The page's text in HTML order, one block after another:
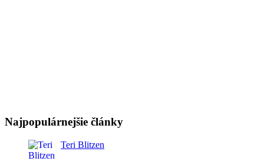
Najpopulárnejšie články
Teri Blitzen